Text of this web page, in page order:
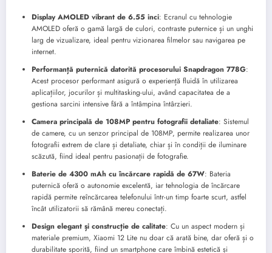
Display AMOLED vibrant de 6.55 inci: Ecranul cu tehnologie
AMOLED oferă o gamă largă de culori, contraste puternice și un unghi
larg de vizualizare, ideal pentru vizionarea filmelor sau navigarea pe
internet.
Performanță puternică datorită procesorului Snapdragon 778G:
Acest procesor performant asigură o experiență fluidă în utilizarea
aplicațiilor, jocurilor și multitasking-ului, având capacitatea de a
gestiona sarcini intensive fără a întâmpina întârzieri.
Camera principală de 108MP pentru fotografii detaliate: Sistemul
de camere, cu un senzor principal de 108MP, permite realizarea unor
fotografii extrem de clare și detaliate, chiar și în condiții de iluminare
scăzută, fiind ideal pentru pasionații de fotografie.
Baterie de 4300 mAh cu încărcare rapidă de 67W: Bateria
puternică oferă o autonomie excelentă, iar tehnologia de încărcare
rapidă permite reîncărcarea telefonului într-un timp foarte scurt, astfel
încât utilizatorii să rămână mereu conectați.
Design elegant și construcție de calitate: Cu un aspect modern și
materiale premium, Xiaomi 12 Lite nu doar că arată bine, dar oferă și o
durabilitate sporită, fiind un smartphone care îmbină estetică și